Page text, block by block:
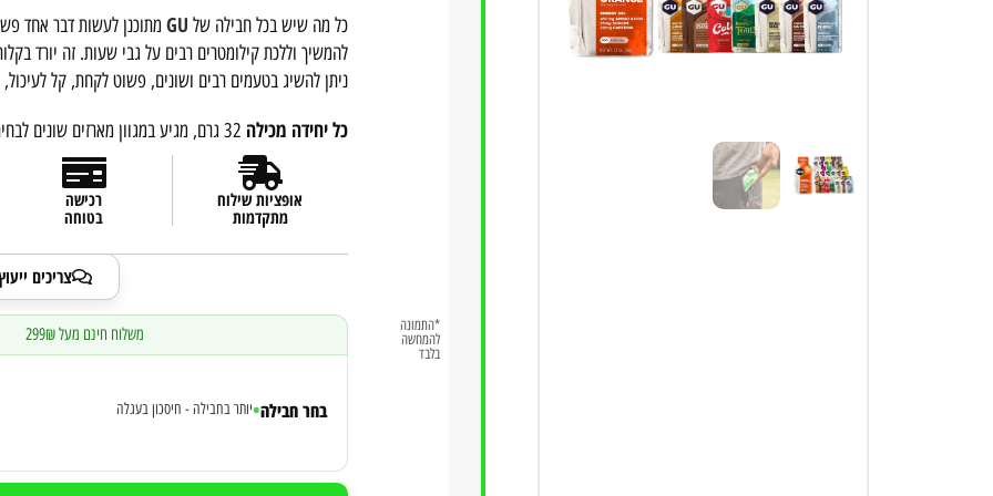
*התמונה
להמחשה
בלבד
כל מה שיש בכל חבילה של GU מתוכנן לעשות דבר אחד
להמשיך וללכת קילומטרים רבים על גבי שעות. זה יורד
ניתן להשיג בטעמים רבים ושונים, פשוט לקחת, קל לעיכול,
כל יחידה מכילה
אופציות שילוח
מתקדמות
רכישה
בטוחה
צריכים
משלוח חינם מעל 299₪
בחר חבילה•יותר בחבילה - חיסכון בעגלה